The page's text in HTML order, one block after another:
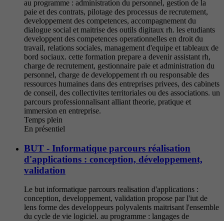
au programme : administration du personnel, gestion de la
paie et des contrats, pilotage des processus de recrutement,
developpement des competences, accompagnement du
dialogue social et maitrise des outils digitaux rh. les etudiants
developpent des competences operationnelles en droit du
travail, relations sociales, management d'equipe et tableaux de
bord sociaux. cette formation prepare a devenir assistant rh,
charge de recrutement, gestionnaire paie et administration du
personnel, charge de developpement rh ou responsable des
ressources humaines dans des entreprises privees, des cabinets
de conseil, des collectivites territoriales ou des associations. un
parcours professionnalisant alliant theorie, pratique et
immersion en entreprise.
Temps plein
En présentiel
BUT - Informatique parcours réalisation
d'applications : conception, développement,
validation
Le but informatique parcours realisation d'applications :
conception, developpement, validation propose par l'iut de
lens forme des developpeurs polyvalents maitrisant l'ensemble
du cycle de vie logiciel. au programme : langages de